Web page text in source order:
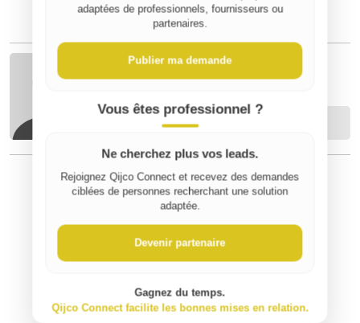
Nicolas M
⚠️ Signaler un contenu inapproprié
adaptées de professionnels, fournisseurs ou
partenaires.
Publier ma demande
Vous êtes professionnel ?
Ne cherchez plus vos leads.
Rejoignez Qijco Connect et recevez des demandes
ciblées de personnes recherchant une solution
adaptée.
Devenir partenaire
Gagnez du temps.
Qijco Connect facilite les bonnes mises en relation.